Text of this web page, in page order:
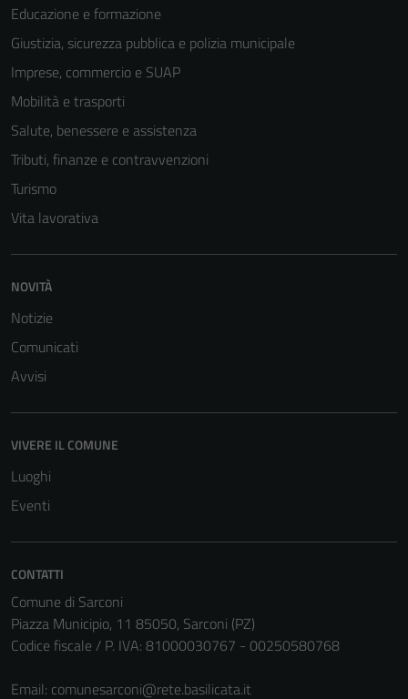
Educazione e formazione
Giustizia, sicurezza pubblica e polizia municipale
Imprese, commercio e SUAP
Mobilità e trasporti
Salute, benessere e assistenza
Tributi, finanze e contravvenzioni
Turismo
Vita lavorativa
NOVITÀ
Notizie
Comunicati
Avvisi
VIVERE IL COMUNE
Luoghi
Eventi
CONTATTI
Comune di Sarconi
Piazza Municipio, 11 85050, Sarconi (PZ)
Codice fiscale / P. IVA: 81000030767 - 00250580768
Email: comunesarconi@rete.basilicata.it